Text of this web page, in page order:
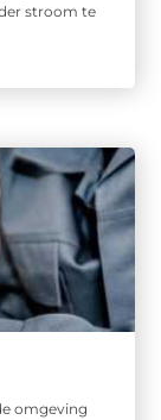
stroom te
omgeving